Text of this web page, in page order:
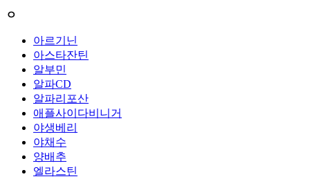
ㅇ
아르기닌
아스타잔틴
알부민
알파CD
알파리포산
애플사이다비니거
야생베리
야채수
양배추
엘라스틴